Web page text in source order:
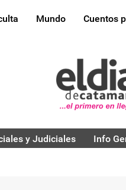
Mundo Cuentos
y Judiciales Info